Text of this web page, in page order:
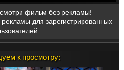
фильм без рекламы!
для зарегистрированных
к просмотру: